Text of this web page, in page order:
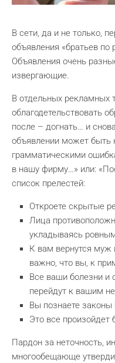
В сети, да и не только,
объявления «братьев по
Объявления очень
извергающие.
В отдельных рекламных
облагодетельствовать
после – догнать… и
объявлении может быть
грамматическими
в нашу фирму…» или:
список прелестей:
Откроете скрытые
Лица
укладываясь
К вам вернутся муж
важно, что вы, к
Все ваши болезни и
перейдут к вашим
Вы познаете законы
Это все произойдет
Пардон за неточность,
многообещающе